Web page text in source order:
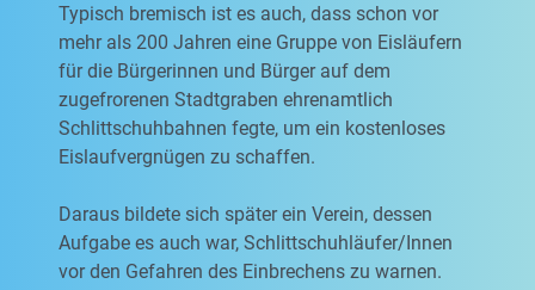
Typisch bremisch ist es auch, dass schon vor
mehr als 200 Jahren eine Gruppe von Eisläufern
für die Bürgerinnen und Bürger auf dem
zugefrorenen Stadtgraben ehrenamtlich
Schlittschuhbahnen fegte, um ein kostenloses
Eislaufvergnügen zu schaffen.
Daraus bildete sich später ein Verein, dessen
Aufgabe es auch war, Schlittschuhläufer/Innen
vor den Gefahren des Einbrechens zu warnen.